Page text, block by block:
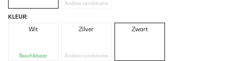
Andere combinatie
KLEUR:
Wit
Beschikbaar
Zilver
Andere combinatie
Zwart